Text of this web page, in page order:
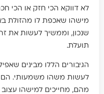
לא דווקא הכי חזק או הכי
מישהו שאכפת לו מהזולת
שנכון, וממשיך לעשות את
תועלת.
הגיבורים הללו מבינים
לעשות משהו משמעותי. הם
מהם, מחייכים למישהו עצוב